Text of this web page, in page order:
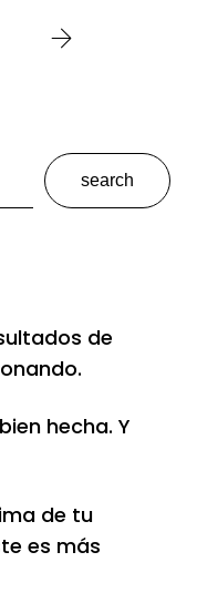
search
de
hecha. Y
de tu
es más